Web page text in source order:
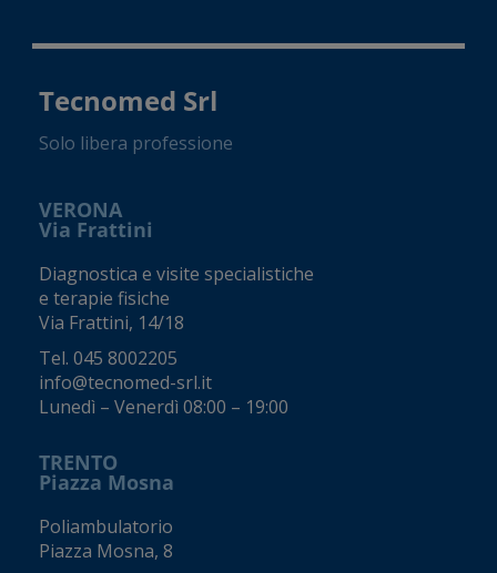
Tecnomed Srl
Solo libera professione
VERONA
Via Frattini
Diagnostica e visite specialistiche
e terapie fisiche
Via Frattini, 14/18
Tel. 045 8002205
info@tecnomed-srl.it
Lunedì – Venerdì 08:00 – 19:00
TRENTO
Piazza Mosna
Poliambulatorio
Piazza Mosna, 8